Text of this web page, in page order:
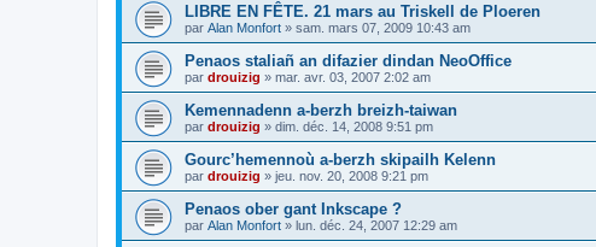
LIBRE EN FÊTE. 21 mars au Triskell de Ploeren
par Alan Monfort » sam. mars 07, 2009 10:43 am
Penaos staliañ an difazier dindan NeoOffice
par drouizig » mar. avr. 03, 2007 2:02 am
Kemennadenn a-berzh breizh-taiwan
par drouizig » dim. déc. 14, 2008 9:51 pm
Gourc’hemennoù a-berzh skipailh Kelenn
par drouizig » jeu. nov. 20, 2008 9:21 pm
Penaos ober gant Inkscape ?
par Alan Monfort » lun. déc. 24, 2007 12:29 am